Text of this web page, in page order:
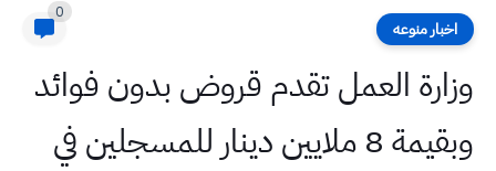
اخبار منوعه
0
وزارة العمل تقدم قروض بدون فوائد
وبقيمة 8 ملايين دينار للمسجلين في